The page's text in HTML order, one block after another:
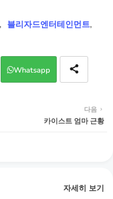
블리자드엔터테인먼트
Whatsapp
다음
카이스트 엄마 근황
자세히 보기